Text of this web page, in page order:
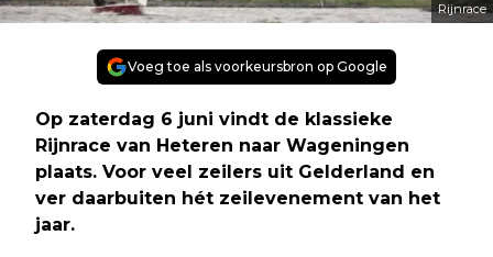
Rijnrace
Voeg toe als voorkeursbron op Google
Op zaterdag 6 juni vindt de klassieke
Rijnrace van Heteren naar Wageningen
plaats. Voor veel zeilers uit Gelderland en
ver daarbuiten hét zeilevenement van het
jaar.